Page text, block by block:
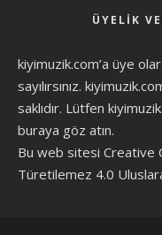
ÜYELIK
kiyimuzik.com’a üye
sayılırsınız.
saklıdır. Lütfen
buraya göz atın.
Bu web sitesi Creative
Türetilemez 4.0